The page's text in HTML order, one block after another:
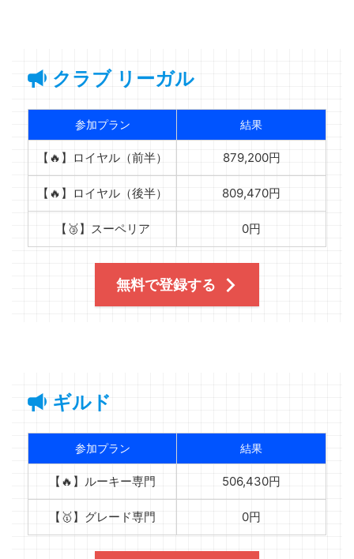
クラブ リーガル
参加プラン 結果
【🔥】ロイヤル（前半） 879,200円
【🔥】ロイヤル（後半） 809,470円
【🥉】スーペリア 0円
無料で登録する
ギルド
参加プラン 結果
【🔥】ルーキー専門 506,430円
【🥇】グレード専門 0円